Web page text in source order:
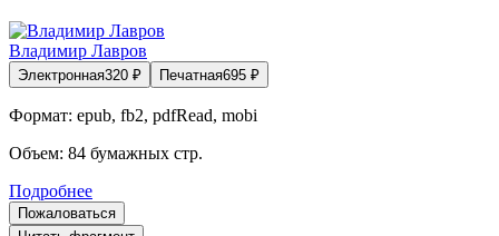
Владимир Лавров
Электронная320 ₽ Печатная695 ₽
Формат: epub, fb2, pdfRead, mobi
Объем: 84 бумажных стр.
Подробнее
Пожаловаться